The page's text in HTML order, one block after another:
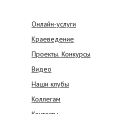
Онлайн-услуги
Краеведение
Проекты. Конкурсы
Видео
Наши клубы
Коллегам